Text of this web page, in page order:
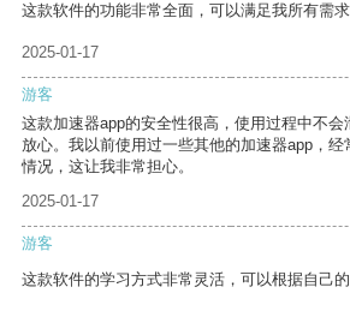
这款软件的功能非常全面，可以满足我所有需求
2025-01-17
游客
这款加速器app的安全性很高，使用过程中不
放心。我以前使用过一些其他的加速器app，
情况，这让我非常担心。
2025-01-17
游客
这款软件的学习方式非常灵活，可以根据自己的